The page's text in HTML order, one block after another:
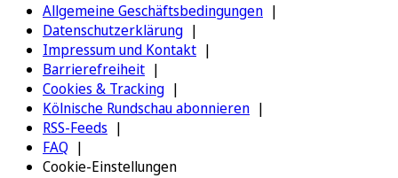
Allgemeine Geschäftsbedingungen
Datenschutzerklärung
Impressum und Kontakt
Barrierefreiheit
Cookies & Tracking
Kölnische Rundschau abonnieren
RSS-Feeds
FAQ
Cookie-Einstellungen